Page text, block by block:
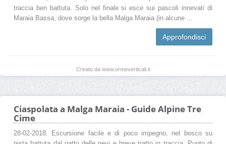
traccia ben battuta. Solo nel finale si esce sui pascoli innevati di
Maraia Bassa, dove sorge la bella Malga Maraia (in alcune ...
Approfondisci
Creato da www.ormeverticali.it
Ciaspolata a Malga Maraia - Guide Alpine Tre
Cime
28-02-2018. Escursione facile e di poco impegno, nel bosco su